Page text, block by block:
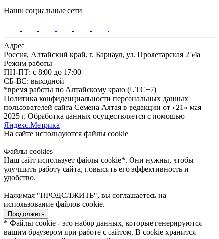
Наши социальные сети
Адрес
Россия, Алтайский край, г. Барнаул, ул. Пролетарская 254а
Режим работы
ПН-ПТ: с 8:00 до 17:00
СБ-ВС: выходной
*время работы по Алтайскому краю (UTC+7)
Политика конфиденциальности персональных данных
пользователей сайта Семена Алтая в редакции от «21» мая
2025 г. Обработка данных осуществляется с помощью
Яндекс.Метрика
На сайте используются файлы сookie
Файлы cookies
Наш сайт использует файлы cookie*. Они нужны, чтобы
улучшить работу сайта, повысить его эффективность и
удобство.
Нажимая "ПРОДОЛЖИТЬ", вы соглашаетесь на
использование файлов cookie.
Продолжить
* Файлы cookie - это набор данных, которые генерируются
вашим браузером при работе с сайтом. В cookie хранится